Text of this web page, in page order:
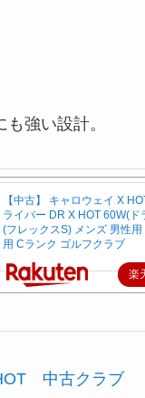
強い設計。
【中古】 キャロウェイ X
ライバー DR X HOT 60W(ド
(フレックスS) メンズ 男性用
用 Cランク ゴルフクラブ
楽
中古クラブ